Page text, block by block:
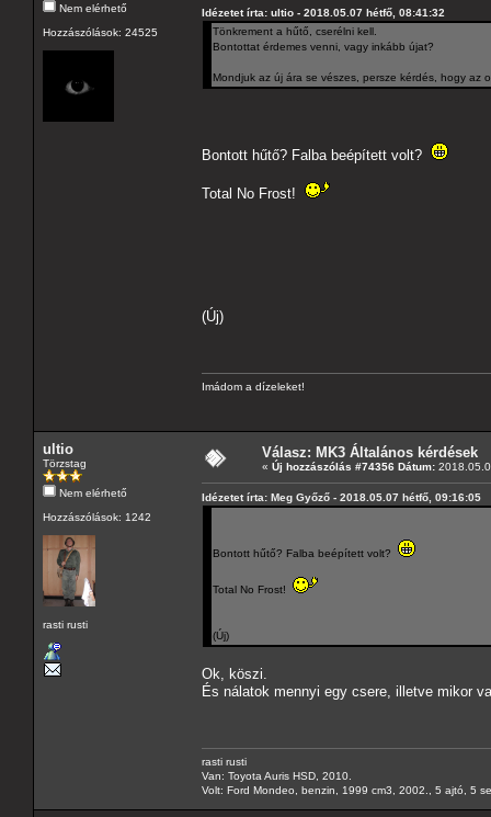
Nem elérhető
Hozzászólások: 24525
Idézetet írta: ultio - 2018.05.07 hétfő, 08:41:32
Tönkrement a hűtő, cserélni kell.
Bontottat érdemes venni, vagy inkább újat?
Mondjuk az új ára se vészes, persze kérdés, hogy az
Bontott hűtő? Falba beépített volt?
Total No Frost!
(Új)
Imádom a dízeleket!
ultio
Törzstag
Nem elérhető
Hozzászólások: 1242
rasti rusti
Válasz: MK3 Általános kérdések
« Új hozzászólás #74356 Dátum:
Idézetet írta: Meg Győző - 2018.05.07 hétfő, 09:16:05
Bontott hűtő? Falba beépített volt?
Total No Frost!
(Új)
Ok, köszi.
És nálatok mennyi egy csere, illetve mikor
rasti rusti
Van: Toyota Auris HSD, 2010.
Volt: Ford Mondeo, benzin, 1999 cm3, 2002., 5 ajtó, 5